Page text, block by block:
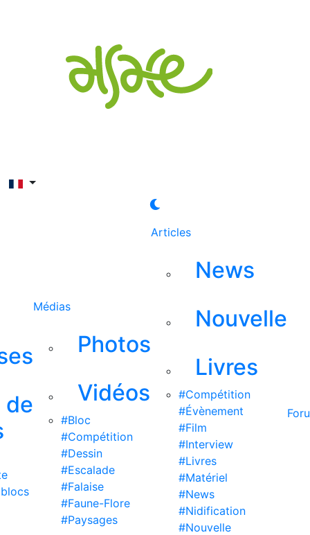
de
Médias
Photos
Vidéos
#Bloc
#Compétition
#Dessin
#Escalade
#Falaise
#Faune-Flore
#Paysages
Articles
News
Nouvelle
Livres
#Compétition
#Évènement
#Film
#Interview
#Livres
#Matériel
#News
#Nidification
#Nouvelle